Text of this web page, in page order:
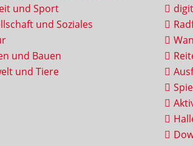
und Sport
und Soziales
und Bauen
und Tiere